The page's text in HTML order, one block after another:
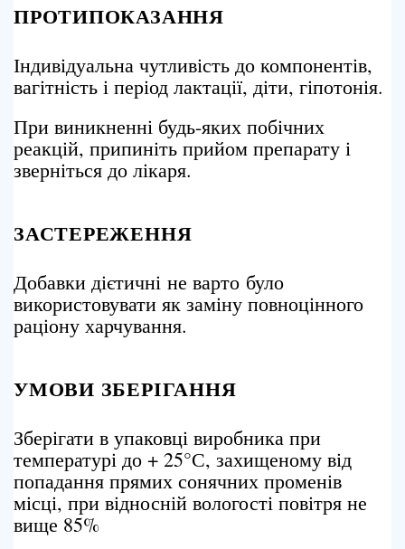
ПРОТИПОКАЗАННЯ
Індивідуальна чутливість до компонентів,
вагітність і період лактації, діти, гіпотонія.
При виникненні будь-яких побічних
реакцій, припиніть прийом препарату і
зверніться до лікаря.
ЗАСТЕРЕЖЕННЯ
Добавки дієтичні не варто було
використовувати як заміну повноцінного
раціону харчування.
УМОВИ ЗБЕРІГАННЯ
Зберігати в упаковці виробника при
температурі до + 25°С, захищеному від
попадання прямих сонячних променів
місці, при відносній вологості повітря не
вище 85%